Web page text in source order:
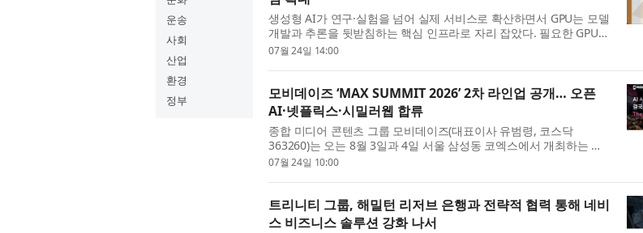
운송
사회
산업
환경
정부
생성형 AI가 연구·실험을 넘어 실제 서비스로 확산하면서 GPU는 모델
개발과 추론을 뒷받침하는 핵심 인프라로 자리 잡았다. 필요한 GPU를
빠르게 확보하고 학습·추론 환경을 유연하게 확장하는 역량이 AI 개발
07월 24일 14:00
모비데이즈 ‘MAX SUMMIT 2026’ 2차 라인업 공개… 오픈
AI·넷플릭스·시밀러웹 합류
종합 미디어 콘텐츠 그룹 모비데이즈(대표이사 유범령, 코스닥
363260)는 오는 8월 3일과 4일 서울 삼성동 코엑스에서 개최하는 국
내 대표 마케팅 콘퍼런스 ‘MAX SUMMIT 2026’의 2차 연사 라인업을
07월 24일 10:00
트리니티 그룹, 해밀턴 리저브 은행과 전략적 협력 통해 네비
스 비즈니스 솔루션 강화 나서